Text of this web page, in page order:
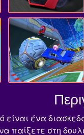
ένα
παίξετε στη